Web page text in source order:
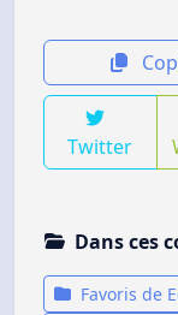
Twitter
Dans ces
Favoris de